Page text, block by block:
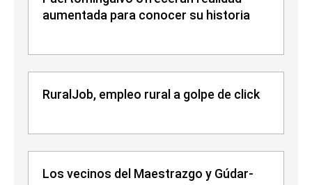
aumentada para conocer su historia
RuralJob, empleo rural a golpe de click
Los vecinos del Maestrazgo y Gúdar-